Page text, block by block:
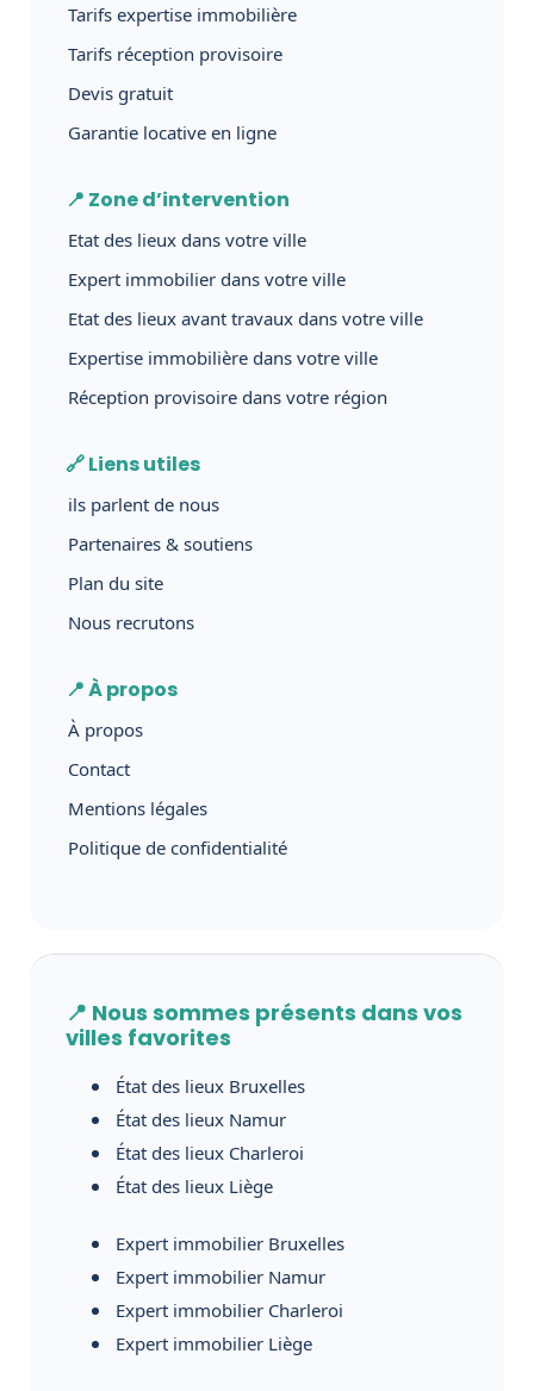
Tarifs expertise immobilière
Tarifs réception provisoire
Devis gratuit
Garantie locative en ligne
📍 Zone d’intervention
Etat des lieux dans votre ville
Expert immobilier dans votre ville
Etat des lieux avant travaux dans votre ville
Expertise immobilière dans votre ville
Réception provisoire dans votre région
🔗 Liens utiles
ils parlent de nous
Partenaires & soutiens
Plan du site
Nous recrutons
📍 À propos
À propos
Contact
Mentions légales
Politique de confidentialité
📍 Nous sommes présents dans vos
villes favorites
État des lieux Bruxelles
État des lieux Namur
État des lieux Charleroi
État des lieux Liège
Expert immobilier Bruxelles
Expert immobilier Namur
Expert immobilier Charleroi
Expert immobilier Liège